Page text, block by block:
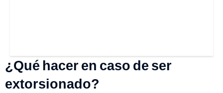
¿Qué hacer en caso de ser
extorsionado?